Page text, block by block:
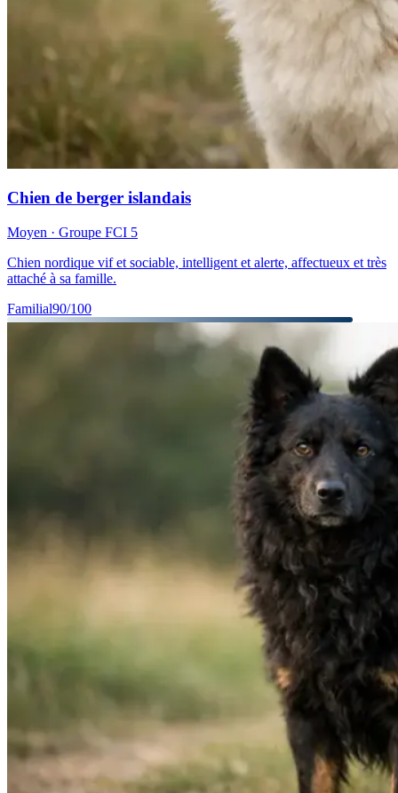
Chien de berger islandais
Moyen · Groupe FCI 5
Chien nordique vif et sociable, intelligent et alerte, affectueux et très
attaché à sa famille.
Familial90/100